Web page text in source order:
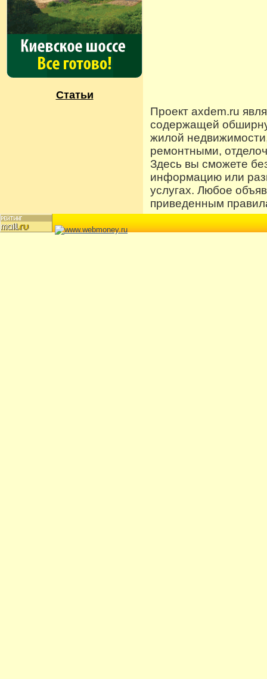
Статьи
Проект axdem.ru
содержащей
жилой
ремонтными,
Здесь вы сможете
информацию или
услугах. Любое
приведенным